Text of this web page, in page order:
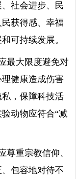
社会进步、民
获得感、幸福
可持续发展。
最大限度避免对
健康造成伤害
，保障科技活
动物应符合“减
尊重宗教信仰、
包容地对待不